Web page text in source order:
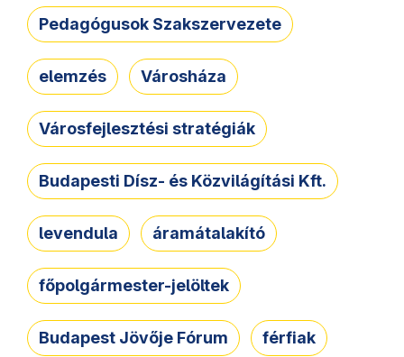
Pedagógusok Szakszervezete
elemzés Városháza
Városfejlesztési stratégiák
Budapesti Dísz- és Közvilágítási Kft.
levendula áramátalakító
főpolgármester-jelöltek
Budapest Jövője Fórum férfiak